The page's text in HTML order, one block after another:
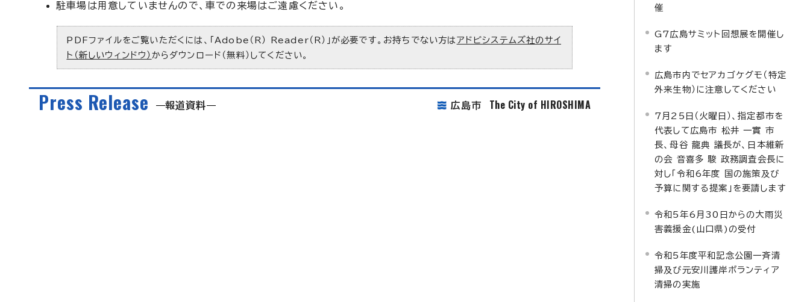
駐車場は用意していませんので、車での来場はご遠慮ください。
PDFファイルをご覧いただくには、「Adobe（R） Reader（R）」が必要です。お持ちでない方は アドビシステムズ社のサイ
ト（新しいウィンドウ） からダウンロード（無料）してください。
Press Release 報道資料 広島市 The City of HIROSHIMA
催
G7広島サミット回想展を開催し
ます
広島市内でセアカゴケグモ（特定
外来生物）に注意してください
7月25日（火曜日）、指定都市を
代表して広島市 松井 一實 市
長、母谷 龍典 議長が、日本維新
の会 音喜多 駿 政務調査会長に
対し「令和6年度 国の施策及び
予算に関する提案」を要請します
令和5年6月30日からの大雨災
害義援金(山口県)の受付
令和5年度平和記念公園一斉清
掃及び元安川護岸ボランティア
清掃の実施